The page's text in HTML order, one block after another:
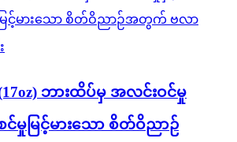
(17oz) ဘားထိပ်မှ အလင်းဝင်မှု
င်မှုမြင့်မားသော စိတ်ဝိညာဉ်